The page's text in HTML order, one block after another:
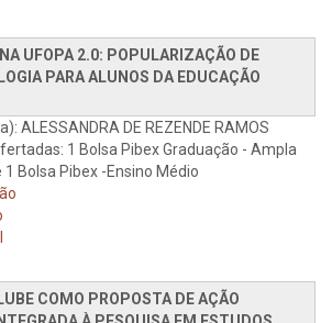
UFOPA 2.0: POPULARIZAÇÃO DE
PARA ALUNOS DA EDUCAÇÃO
ALESSANDRA DE REZENDE RAMOS
1 Bolsa Pibex Graduação - Ampla
Bolsa Pibex -Ensino Médio
COMO PROPOSTA DE AÇÃO